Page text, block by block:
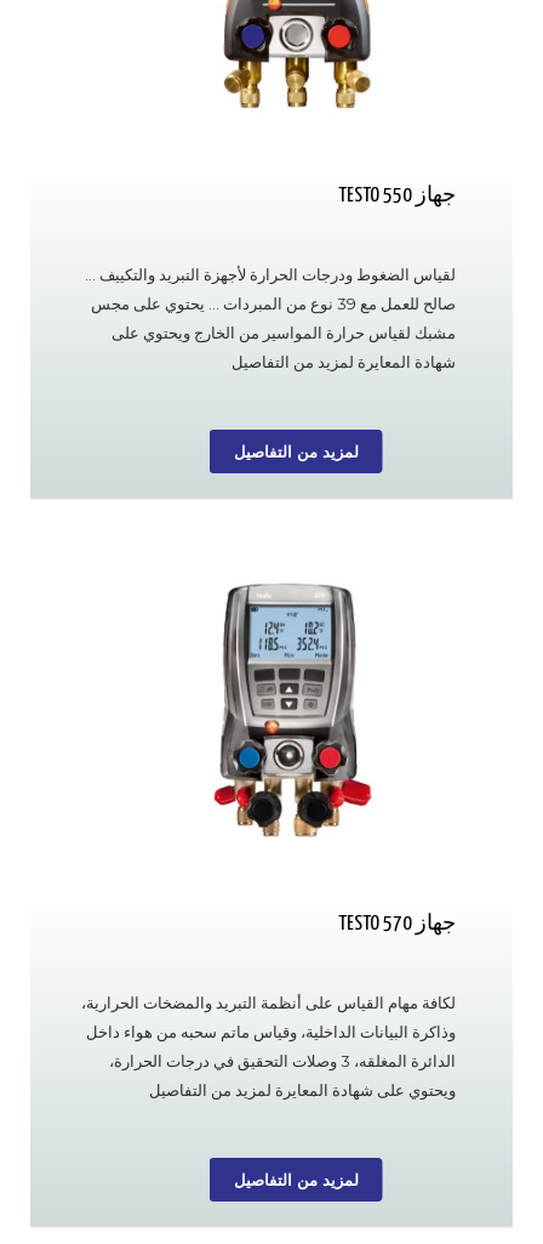
جهاز TESTO 550
لقياس الضغوط ودرجات الحرارة لأجهزة التبريد والتكييف …
صالح للعمل مع 39 نوع من المبردات … يحتوي على مجس
مشبك لقياس حرارة المواسير من الخارج ويحتوي على
شهادة المعايرة لمزيد من التفاصيل
لمزيد من التفاصيل
جهاز TESTO 570
لكافة مهام القياس على أنظمة التبريد والمضخات الحرارية،
وذاكرة البيانات الداخلية، وقياس ماتم سحبه من هواء داخل
الدائرة المغلقه، 3 وصلات التحقيق في درجات الحرارة،
ويحتوي على شهادة المعايرة لمزيد من التفاصيل
لمزيد من التفاصيل